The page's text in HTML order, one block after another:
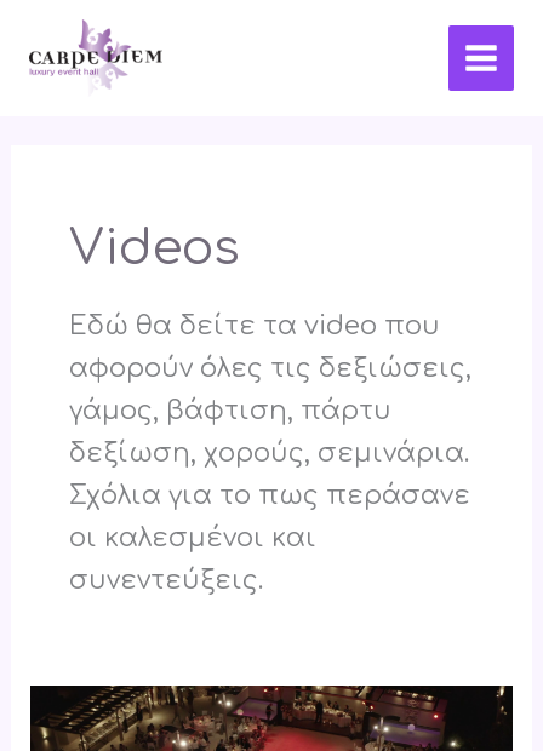
Main
Videos
Εδώ θα δείτε τα video που
αφορούν όλες τις δεξιώσεις,
γάμος, βάφτιση, πάρτυ
δεξίωση, χορούς, σεμινάρια.
Σχόλια για το πως περάσανε
οι καλεσμένοι και
συνεντεύξεις.
Γάμος